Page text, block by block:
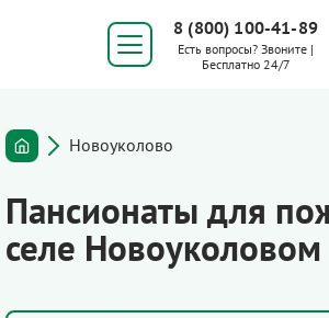
8 (800) 100-41-89
Есть вопросы? Звоните |
Бесплатно 24/7
Новоуколово
Пансионаты для
селе Новоуколовом